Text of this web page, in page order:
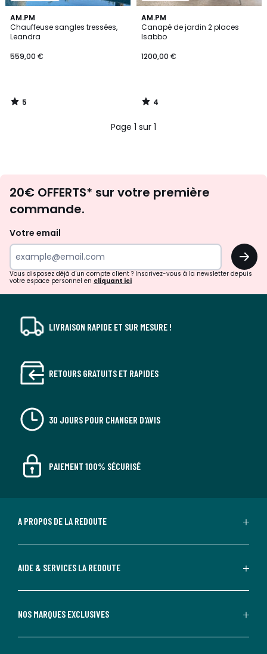
AM.PM
Chauffeuse sangles tressées,
Leandra
559,00 €
5
/
5
5
/
AM.PM
Canapé de jardin 2 places
Isabbo
1200,00 €
4
/
5
4
/
Page 1 sur 1
d'inspirations
surprises?
20€ OFFERTS* sur votre première
commande.
Votre email
OK
Vous disposez déjà d'un compte client ? Inscrivez-vous à la newsletter depuis
votre espace personnel en cliquant ici
LIVRAISON RAPIDE ET SUR MESURE !
RETOURS GRATUITS ET RAPIDES
30 JOURS POUR CHANGER D'AVIS
PAIEMENT 100% SÉCURISÉ
A PROPOS DE LA REDOUTE
AIDE & SERVICES LA REDOUTE
NOS MARQUES EXCLUSIVES